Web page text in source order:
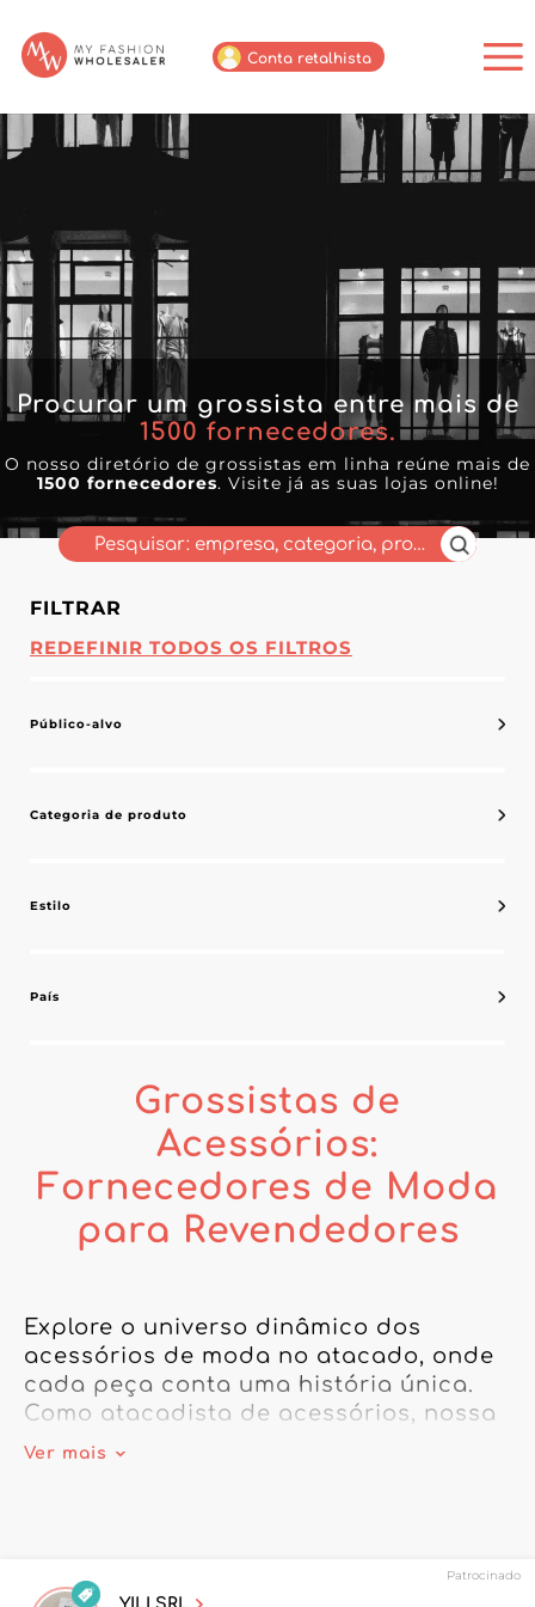
Conta retalhista
Procurar um grossista entre mais de
1500 fornecedores.
O nosso diretório de grossistas em linha reúne mais de
1500 fornecedores. Visite já as suas lojas online!
FILTRAR
REDEFINIR TODOS OS FILTROS
Público-alvo
Categoria de produto
Estilo
País
Grossistas de
Acessórios:
Fornecedores de Moda
para Revendedores
Explore o universo dinâmico dos
acessórios de moda no atacado, onde
cada peça conta uma história única.
Como atacadista de acessórios, nossa
plataforma abre as portas das
maquiagem para completar sua oferta
Ver mais
Patrocinado